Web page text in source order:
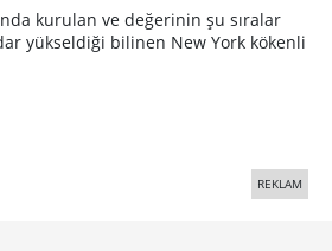
kurulan ve değerinin şu sıralar
yükseldiği bilinen New York kökenli
REKLAM